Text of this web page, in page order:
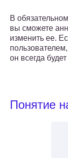
В
вы сможете
изменить ее.
он всегда
Понятие